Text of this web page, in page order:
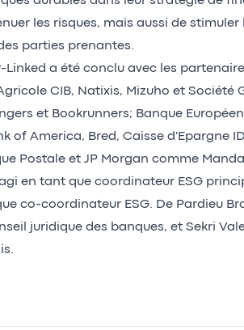
les risques, mais aussi de
parties prenantes.
Linked a été conclu avec les
CIB, Natixis, Mizuho et Société
et Bookrunners; Banque
of America, Bred, Caisse d'Epargne
Postale et JP Morgan comme
en tant que coordinateur ESG
co-coordinateur ESG. De Pardieu
juridique des banques, et Sekri